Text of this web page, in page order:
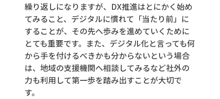
繰り返しになりますが、 DX推進はとにかく始め
てみること、 デジタルに慣れて「当たり前」に
することが、その先へ歩みを進めていくために
とても重要です。 また、デジタル化と言っても何
から手を付けるべきかも分からないという場合
は、地域の支援機関へ相談してみるなど社外の
力も利用して第一歩を踏み出すことが大切で
す。